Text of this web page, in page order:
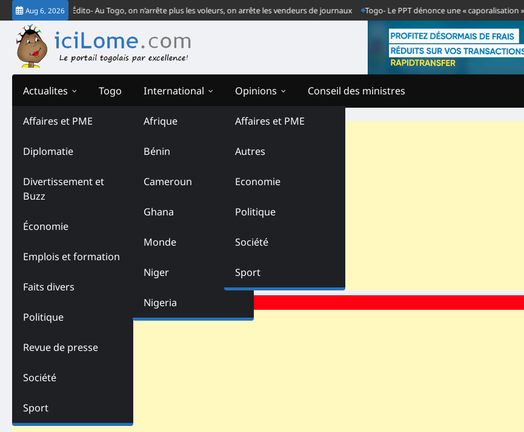
Skip
to
content
Aug 6, 2026Édito- Au Togo, on n’arrête plus les voleurs, on arrête les vendeurs de journaux Togo- Le PPT dénonce une « caporalisation » de
Actualites
Affaires et PME
Diplomatie
Divertissement et
Buzz
Économie
Emplois et formation
Faits divers
Politique
Revue de presse
Société
Sport
Togo International
Afrique
Bénin
Cameroun
Ghana
Monde
Niger
Nigeria
Opinions
Affaires et PME
Autres
Economie
Politique
Société
Sport
Conseil des ministres